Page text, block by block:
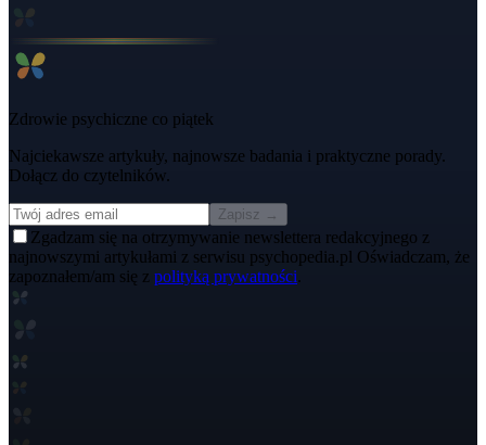
Zdrowie psychiczne co piątek
Najciekawsze artykuły, najnowsze badania i praktyczne porady.
Dołącz do czytelników.
Zapisz →
Zgadzam się na otrzymywanie newslettera redakcyjnego z
najnowszymi artykułami z serwisu psychopedia.pl Oświadczam, że
zapoznałem/am się z polityką prywatności.